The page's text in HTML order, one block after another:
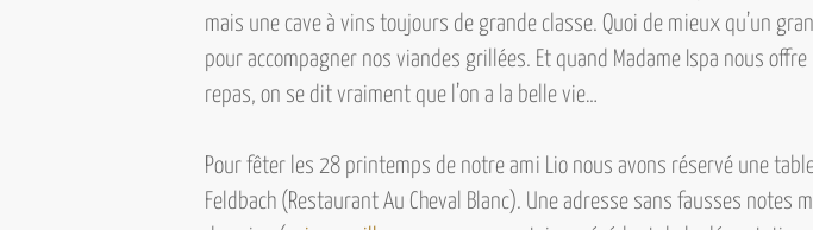
mais une cave à vins toujours de grande classe. Quoi de mieux qu’un
pour accompagner nos viandes grillées. Et quand Madame Ispa nous offre
repas, on se dit vraiment que l’on a la belle vie…
Pour fêter les 28 printemps de notre ami Lio nous avons réservé une
Feldbach (Restaurant Au Cheval Blanc). Une adresse sans fausses